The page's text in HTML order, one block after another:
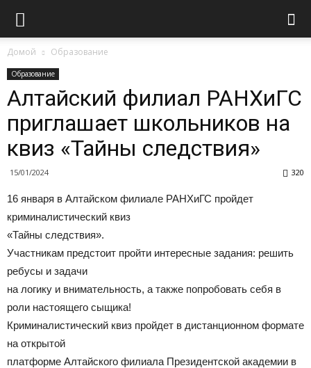
Домой Образование
Образование
Алтайский филиал РАНХиГС
приглашает школьников на
квиз «Тайны следствия»
15/01/2024 320
16 января в Алтайском филиале РАНХиГС пройдет
криминалистический квиз
«Тайны следствия».
Участникам предстоит пройти интересные задания: решить
ребусы и задачи
на логику и внимательность, а также попробовать себя в
роли настоящего сыщика!
Криминалистический квиз пройдет в дистанционном формате
на открытой
платформе Алтайского филиала Президентской академии в